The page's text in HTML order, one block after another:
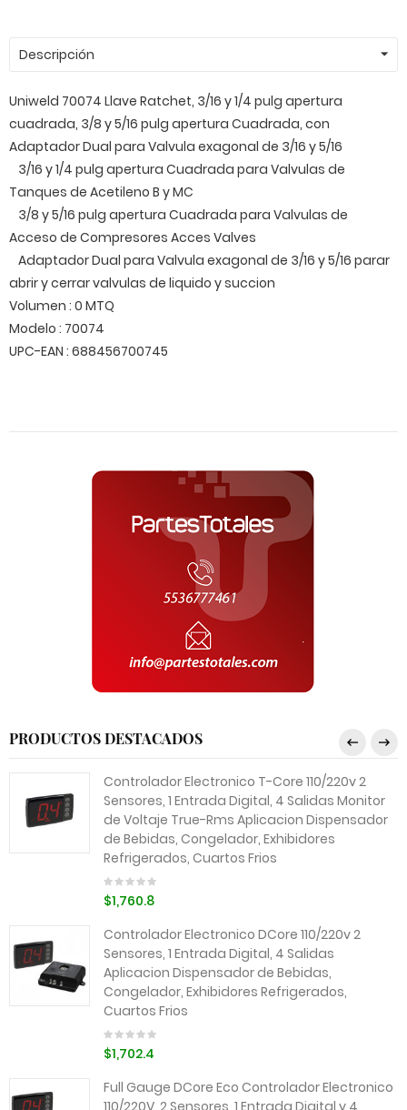
Descripción
Uniweld 70074 Llave Ratchet, 3/16 y 1/4 pulg apertura
cuadrada, 3/8 y 5/16 pulg apertura Cuadrada, con
Adaptador Dual para Valvula exagonal de 3/16 y 5/16
3/16 y 1/4 pulg apertura Cuadrada para Valvulas de
Tanques de Acetileno B y MC
3/8 y 5/16 pulg apertura Cuadrada para Valvulas de
Acceso de Compresores Acces Valves
Adaptador Dual para Valvula exagonal de 3/16 y 5/16 parar
abrir y cerrar valvulas de liquido y succion
Volumen : 0 MTQ
Modelo : 70074
UPC-EAN : 688456700745
PRODUCTOS DESTACADOS
Controlador Electronico T-Core 110/220v 2
Sensores, 1 Entrada Digital, 4 Salidas Monitor
de Voltaje True-Rms Aplicacion Dispensador
de Bebidas, Congelador, Exhibidores
Refrigerados, Cuartos Frios
$1,760.8
Controlador Electronico DCore 110/220v 2
Sensores, 1 Entrada Digital, 4 Salidas
Aplicacion Dispensador de Bebidas,
Congelador, Exhibidores Refrigerados,
Cuartos Frios
$1,702.4
Full Gauge DCore Eco Controlador Electronico
110/220V, 2 Sensores, 1 Entrada Digital y 4